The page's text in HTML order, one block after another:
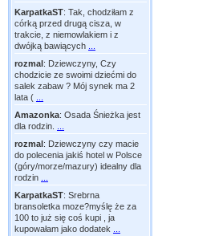
KarpatkaST: Tak, chodziłam z
córką przed drugą cisza, w
trakcie, z niemowlakiem i z
dwójką bawiących
rozmal: Dziewczyny, Czy
chodzicie ze swoimi dziećmi do
salek zabaw ? Mój synek ma 2
lata (
Amazonka: Osada Śnieżka jest
dla rodzin.
rozmal: Dziewczyny czy macie
do polecenia jakiś hotel w Polsce
(góry/morze/mazury) idealny dla
rodzin
KarpatkaST: Srebrna
bransoletka moze?myślę że za
100 to już się coś kupi , ja
kupowałam jako dodatek